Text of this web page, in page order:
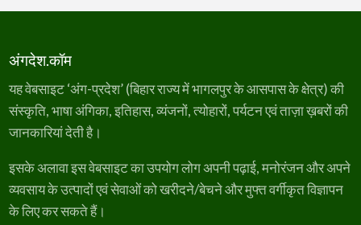
अंगदेश.कॉम
यह वेबसाइट ‘अंग-प्रदेश’ (बिहार राज्य में भागलपुर के आसपास के क्षेत्र) की
संस्कृति, भाषा अंगिका, इतिहास, व्यंजनों, त्योहारों, पर्यटन एवं ताज़ा ख़बरों की
जानकारियां देती है।
इसके अलावा इस वेबसाइट का उपयोग लोग अपनी पढ़ाई, मनोरंजन और अपने
व्यवसाय के उत्पादों एवं सेवाओं को खरीदने/बेचने और मुफ्त वर्गीकृत विज्ञापन
के लिए कर सकते हैं।